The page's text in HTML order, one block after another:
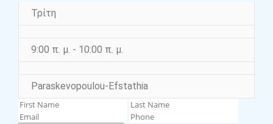
Τρίτη
9:00 π. μ. - 10:00 π. μ.
Paraskevopoulou-Efstathia